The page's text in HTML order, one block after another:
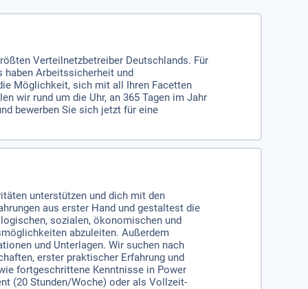
Verteilnetzbetreiber Deutschlands. Für
haben Arbeitssicherheit und
Möglichkeit, sich mit all Ihren Facetten
wir rund um die Uhr, an 365 Tagen im Jahr
bewerben Sie sich jetzt für eine
unterstützen und dich mit den
aus erster Hand und gestaltest die
sozialen, ökonomischen und
abzuleiten. Außerdem
und Unterlagen. Wir suchen nach
erster praktischer Erfahrung und
fortgeschrittene Kenntnisse in Power
(20 Stunden/Woche) oder als Vollzeit-